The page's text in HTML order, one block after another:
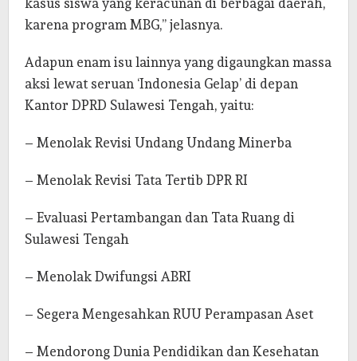
kasus siswa yang keracunan di berbagai daerah,
karena program MBG,” jelasnya.
Adapun enam isu lainnya yang digaungkan massa
aksi lewat seruan ‘Indonesia Gelap’ di depan
Kantor DPRD Sulawesi Tengah, yaitu:
– Menolak Revisi Undang Undang Minerba
– Menolak Revisi Tata Tertib DPR RI
– Evaluasi Pertambangan dan Tata Ruang di
Sulawesi Tengah
– Menolak Dwifungsi ABRI
– Segera Mengesahkan RUU Perampasan Aset
– Mendorong Dunia Pendidikan dan Kesehatan